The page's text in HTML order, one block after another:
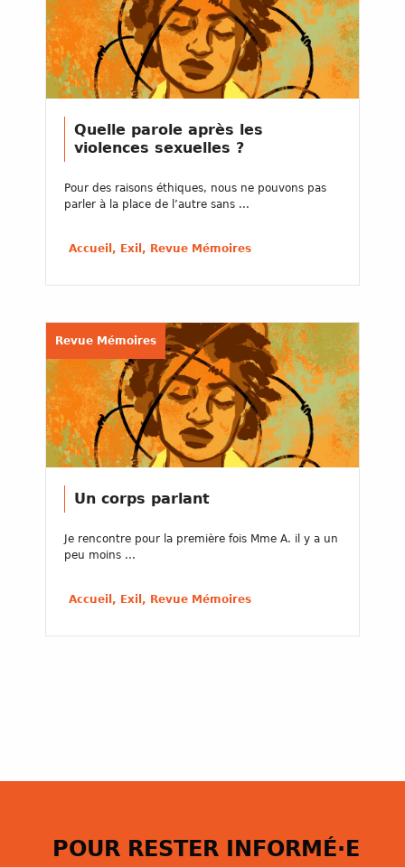
Quelle parole après les
violences sexuelles ?
Pour des raisons éthiques, nous ne pouvons pas
parler à la place de l’autre sans ...
Accueil, Exil, Revue Mémoires
Revue Mémoires
Un corps parlant
Je rencontre pour la première fois Mme A. il y a un
peu moins ...
Accueil, Exil, Revue Mémoires
POUR RESTER INFORMÉ·E